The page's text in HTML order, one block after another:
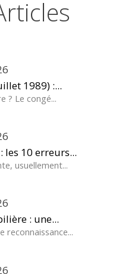
1989) :...
? Le congé...
10 erreurs...
usuellement...
: une...
reconnaissance...